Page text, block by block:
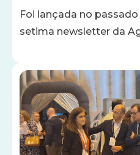
Foi lançada no
setima newsletter da
Imagem